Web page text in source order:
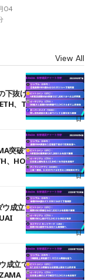
04
View All
下抜けで0.95ドルを試
、TAKE
突破で雲下端を目指す
、HOME
成立で下値追う展開
成立で1.185ドルを狙う